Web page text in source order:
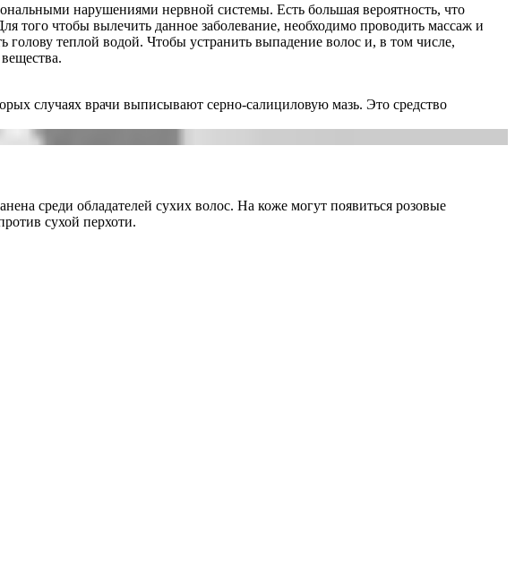
нарушениями нервной системы. Есть большая вероятность, что
того чтобы вылечить данное заболевание, необходимо проводить массаж и
теплой водой. Чтобы устранить выпадение волос и, в том числе,
случаях врачи выписывают серно-салициловую мазь. Это средство
среди обладателей сухих волос. На коже могут появиться розовые
сухой перхоти.